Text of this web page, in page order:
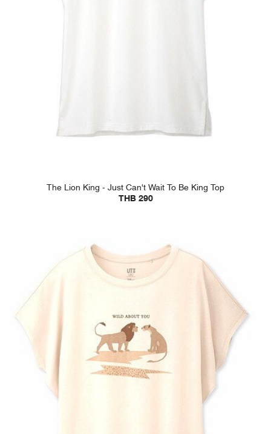
The Lion King - Just Can't Wait To Be King Top
THB 290